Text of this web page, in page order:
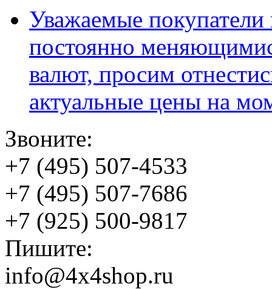
Уважаемые
постоянно
валют, просим
актуальные цены на
Звоните:
+7 (495) 507-4533
+7 (495) 507-7686
+7 (925) 500-9817
Пишите:
info@4x4shop.ru